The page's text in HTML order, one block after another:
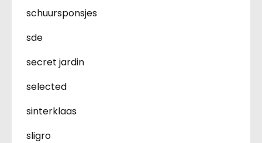
schuursponsjes
sde
secret jardin
selected
sinterklaas
sligro